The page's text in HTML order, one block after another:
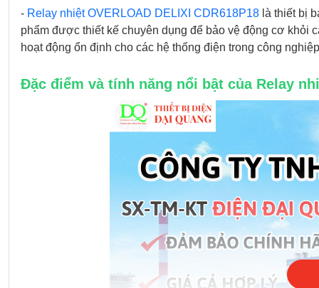
- Relay nhiệt OVERLOAD DELIXI CDR618P18 là thiết bị
phẩm được thiết kế chuyên dụng để bảo vệ động cơ khỏi
hoạt động ổn định cho các hệ thống điện trong công
Đặc điểm và tính năng nổi bật của Relay